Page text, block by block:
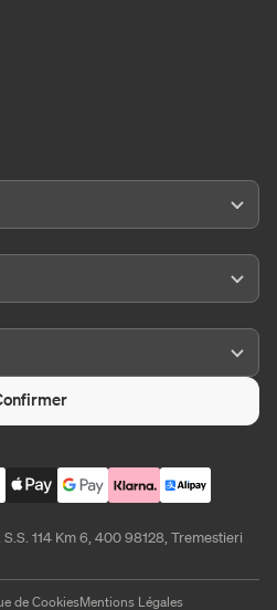
114 Km 6, 400 98128, Tremestieri
de CookiesMentions Légales